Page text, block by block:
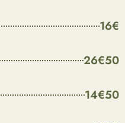
16€
26€50
14€50